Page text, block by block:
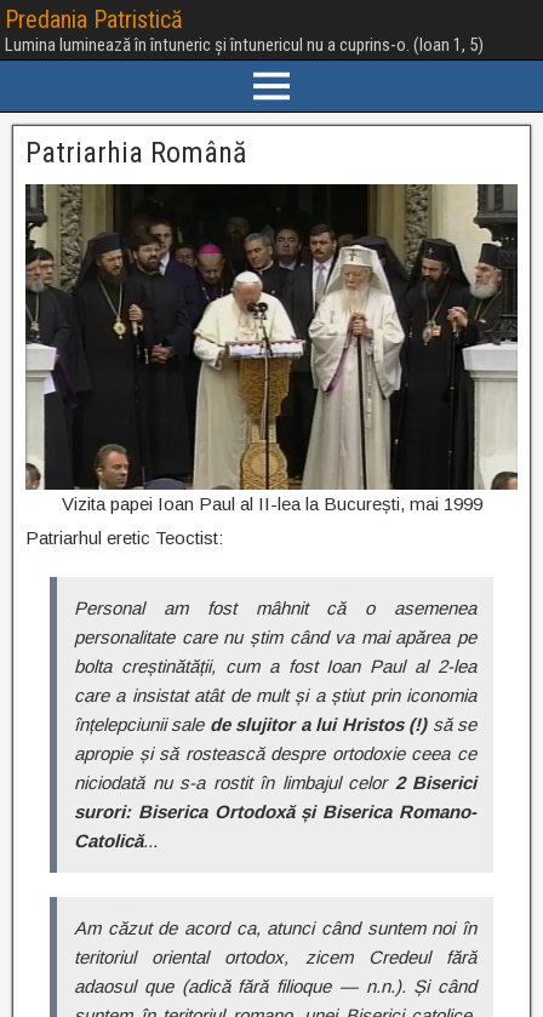
Predania Patristică
Lumina luminează în întuneric și întunericul nu a cuprins-o. (Ioan 1, 5)
Patriarhia Română
Vizita papei Ioan Paul al II-lea la București, mai 1999
Patriarhul eretic Teoctist:
Personal am fost mâhnit că o asemenea
personalitate care nu știm când va mai apărea pe
bolta creștinătății, cum a fost Ioan Paul al 2-lea
care a insistat atât de mult și a știut prin iconomia
înțelepciunii sale de slujitor a lui Hristos (!)să se
apropie și să rostească despre ortodoxie ceea ce
niciodată nu s-a rostit în limbajul celor 2 Biserici
surori: Biserica Ortodoxă și Biserica Romano-
Catolică...
Am căzut de acord ca, atunci când suntem noi în
teritoriul oriental ortodox, zicem Credeul fără
adaosul que (adică fără filioque — n.n.). Și când